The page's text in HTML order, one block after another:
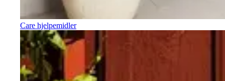
Care hjelpemidler